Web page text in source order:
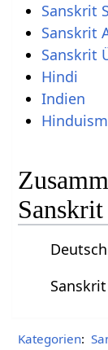
Sanskrit
Sanskrit
Sanskrit
Hindi
Indien
Kategorien: